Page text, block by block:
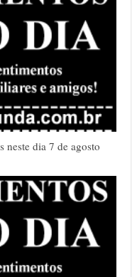
neste dia 7 de agosto